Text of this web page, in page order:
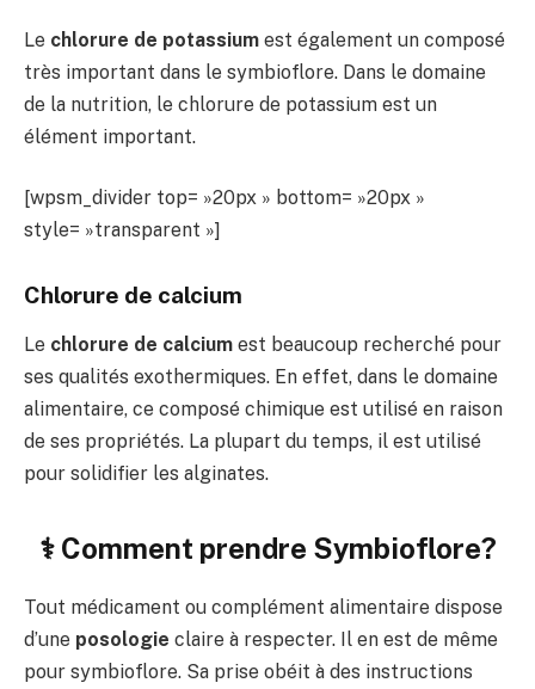
Le chlorure de potassium est également un composé
très important dans le symbioflore. Dans le domaine
de la nutrition, le chlorure de potassium est un
élément important.
[wpsm_divider top= »20px » bottom= »20px »
style= »transparent »]
Chlorure de calcium
Le chlorure de calcium est beaucoup recherché pour
ses qualités exothermiques. En effet, dans le domaine
alimentaire, ce composé chimique est utilisé en raison
de ses propriétés. La plupart du temps, il est utilisé
pour solidifier les alginates.
⚕️ Comment prendre Symbioflore?
Tout médicament ou complément alimentaire dispose
d’une posologie claire à respecter. Il en est de même
pour symbioflore. Sa prise obéit à des instructions